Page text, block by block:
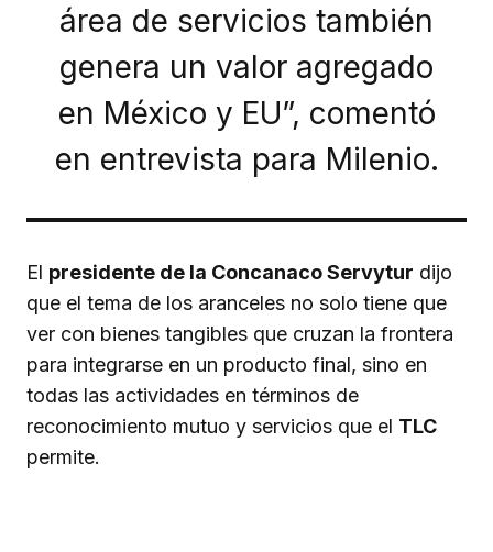
área de servicios también
genera un valor agregado
en México y EU”, comentó
en entrevista para Milenio.
El presidente de la Concanaco Servytur dijo
que el tema de los aranceles no solo tiene que
ver con bienes tangibles que cruzan la frontera
para integrarse en un producto final, sino en
todas las actividades en términos de
reconocimiento mutuo y servicios que el TLC
permite.